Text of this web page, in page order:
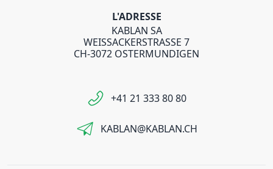
L'ADRESSE
KABLAN SA
WEISSACKERSTRASSE 7
CH-3072 OSTERMUNDIGEN
+41 21 333 80 80
KABLAN@KABLAN.CH